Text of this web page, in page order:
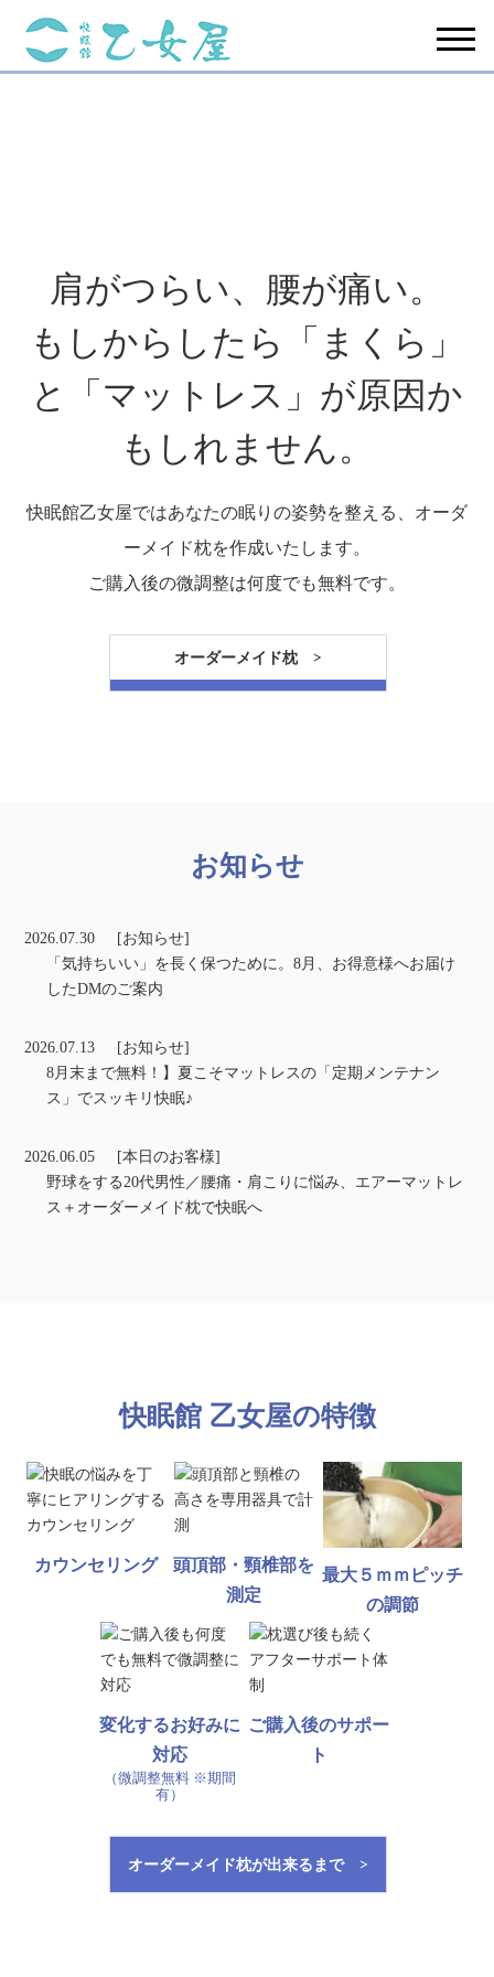
肩がつらい、腰が痛い。
もしからしたら「まくら」
と「マットレス」が原因か
もしれません。
快眠館乙女屋ではあなたの眠りの姿勢を整える、オーダ
ーメイド枕を作成いたします。
ご購入後の微調整は何度でも無料です。
オーダーメイド枕 >
お知らせ
2026.07.30
[お知らせ]
「気持ちいい」を長く保つために。8月、お得意様へお届け
したDMのご案内
2026.07.13
[お知らせ]
8月末まで無料！】夏こそマットレスの「定期メンテナン
ス」でスッキリ快眠♪
2026.06.05
[本日のお客様]
野球をする20代男性／腰痛・肩こりに悩み、エアーマットレ
ス＋オーダーメイド枕で快眠へ
快眠館 乙女屋の特徴
カウンセリング
頭頂部・頸椎部を
測定
最大５ｍｍピッチ
の調節
変化するお好みに
対応
（微調整無料 ※期間
有）
ご購入後のサポー
ト
オーダーメイド枕が出来るまで >